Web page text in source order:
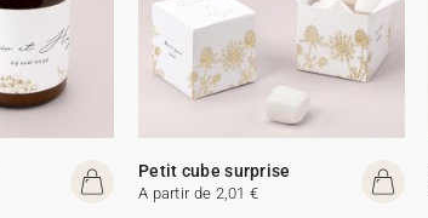
Petit cube surprise
A partir de 2,01 €